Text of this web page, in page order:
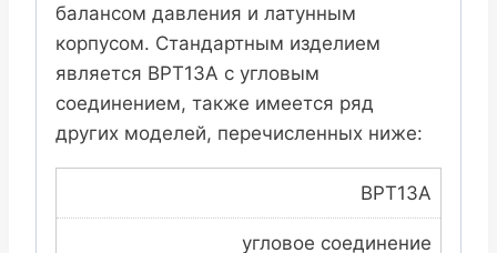
数
量
балансом давления и латунным
корпусом. Стандартным изделием
является BPT13A с угловым
соединением, также имеется ряд
других моделей, перечисленных ниже:
BPT13A
угловое соединение